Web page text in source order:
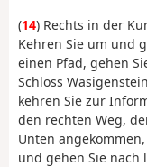
(14) Rechts in der
Kehren Sie um und
einen Pfad, gehen
Schloss
kehren Sie zur
den rechten Weg,
Unten
und gehen Sie nach